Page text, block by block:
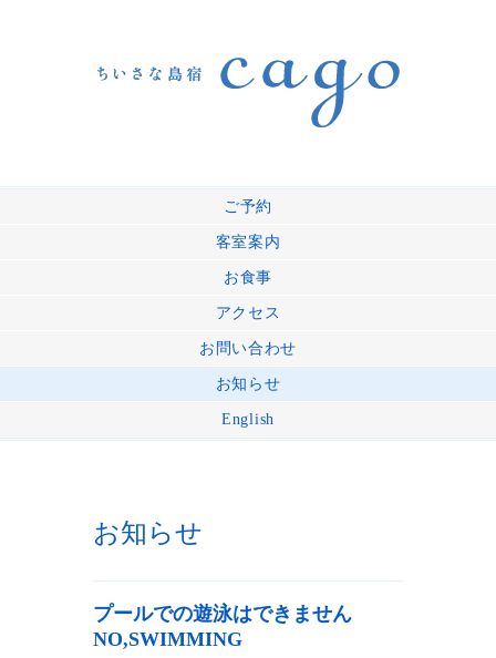
ご予約
客室案内
お食事
アクセス
お問い合わせ
お知らせ
English
お知らせ
プールでの遊泳はできません
NO,SWIMMING